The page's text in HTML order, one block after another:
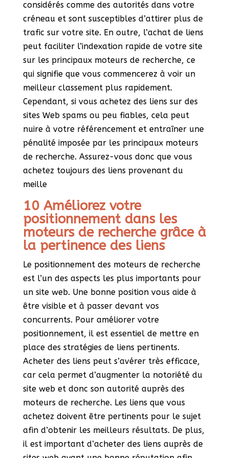
considérés comme des autorités dans votre
créneau et sont susceptibles d’attirer plus de
trafic sur votre site. En outre, l’achat de liens
peut faciliter l’indexation rapide de votre site
sur les principaux moteurs de recherche, ce
qui signifie que vous commencerez à voir un
meilleur classement plus rapidement.
Cependant, si vous achetez des liens sur des
sites Web spams ou peu fiables, cela peut
nuire à votre référencement et entraîner une
pénalité imposée par les principaux moteurs
de recherche. Assurez-vous donc que vous
achetez toujours des liens provenant du
meille
10 Améliorez votre
positionnement dans les
moteurs de recherche grâce à
la pertinence des liens
Le positionnement des moteurs de recherche
est l’un des aspects les plus importants pour
un site web. Une bonne position vous aide à
être visible et à passer devant vos
concurrents. Pour améliorer votre
positionnement, il est essentiel de mettre en
place des stratégies de liens pertinents.
Acheter des liens peut s’avérer très efficace,
car cela permet d’augmenter la notoriété du
site web et donc son autorité auprès des
moteurs de recherche. Les liens que vous
achetez doivent être pertinents pour le sujet
afin d’obtenir les meilleurs résultats. De plus,
il est important d’acheter des liens auprès de